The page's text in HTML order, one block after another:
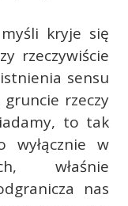
kryje się
rzeczywiście
sensu
rzeczy
to tak
w
właśnie
nas